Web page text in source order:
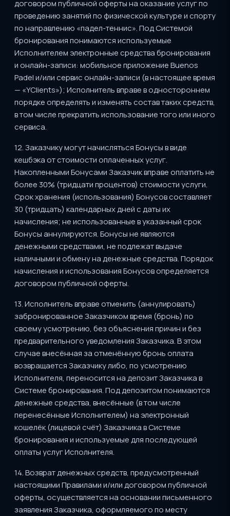
договором публичной оферты на оказание услуг по
проведению занятий по физической культуре и спорту
по направлению «падел-теннис». Под Системой
бронирования понимаются используемые
Исполнителем электронные средства бронирования
и онлайн-записи: мобильное приложение Buenos
Padel и/или сервис онлайн-записи (в настоящее время
— «YClients»); Исполнитель вправе в одностороннем
порядке определять и изменять состав таких средств,
в том числе прекратить использование того или иного
сервиса.
12. Заказчику могут начисляться Бонусы в виде
кешбэка от стоимости оплаченных услуг.
Накопленными Бонусами Заказчик вправе оплатить не
более 30% (тридцати процентов) стоимости услуги.
Срок хранения (использования) Бонусов составляет
30 (тридцать) календарных дней с даты их
начисления; не использованные в указанный срок
Бонусы аннулируются. Бонусы не являются
денежными средствами, не подлежат выдаче
наличными и обмену на денежные средства. Порядок
начисления и использования Бонусов определяется
договором публичной оферты.
13. Исполнитель вправе отменить (аннулировать)
забронированное Заказчиком время (бронь) по
своему усмотрению, без объяснения причин и без
предварительного уведомления Заказчика. В этом
случае внесённая за отменённую бронь оплата
возвращается Заказчику либо, по усмотрению
Исполнителя, переносится на депозит Заказчика в
Системе бронирования. Под депозитом понимаются
денежные средства, внесённые (в том числе
перенесённые Исполнителем) на электронный
кошелёк (лицевой счёт) Заказчика в Системе
бронирования и используемые для последующей
оплаты услуг Исполнителя.
14. Возврат денежных средств, предусмотренный
настоящими Правилами и/или договором публичной
оферты, осуществляется на основании письменного
заявления Заказчика, оформляемого по месту